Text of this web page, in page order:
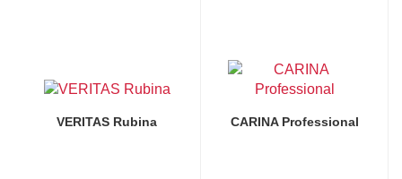
VERITAS Rubina CARINA Professional